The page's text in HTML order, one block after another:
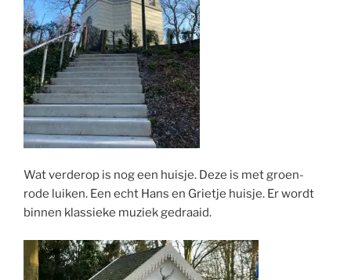
Wat verderop is nog een huisje. Deze is met groen-
rode luiken. Een echt Hans en Grietje huisje. Er wordt
binnen klassieke muziek gedraaid.